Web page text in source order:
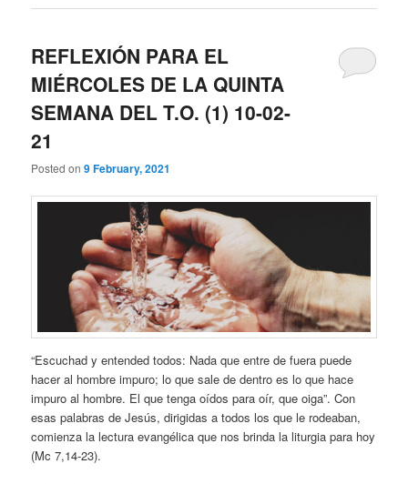
REFLEXIÓN PARA EL
MIÉRCOLES DE LA QUINTA
SEMANA DEL T.O. (1) 10-02-
21
Posted on9 February, 2021
“Escuchad y entended todos: Nada que entre de fuera puede
hacer al hombre impuro; lo que sale de dentro es lo que hace
impuro al hombre. El que tenga oídos para oír, que oiga”. Con
esas palabras de Jesús, dirigidas a todos los que le rodeaban,
comienza la lectura evangélica que nos brinda la liturgia para hoy
(Mc 7,14-23).